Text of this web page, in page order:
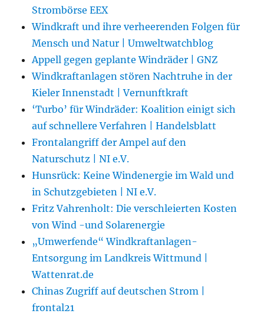
Strombörse EEX
Windkraft und ihre verheerenden Folgen für
Mensch und Natur | Umweltwatchblog
Appell gegen geplante Windräder | GNZ
Windkraftanlagen stören Nachtruhe in der
Kieler Innenstadt | Vernunftkraft
‘Turbo’ für Windräder: Koalition einigt sich
auf schnellere Verfahren | Handelsblatt
Frontalangriff der Ampel auf den
Naturschutz | NI e.V.
Hunsrück: Keine Windenergie im Wald und
in Schutzgebieten | NI e.V.
Fritz Vahrenholt: Die verschleierten Kosten
von Wind -und Solarenergie
„Umwerfende“ Windkraftanlagen-
Entsorgung im Landkreis Wittmund |
Wattenrat.de
Chinas Zugriff auf deutschen Strom |
frontal21